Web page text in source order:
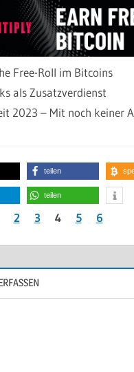
Free-Roll im Bitcoins
als Zusatzverdienst
2023 – Mit noch keiner
teilen
teilen
2 3 4 5 6